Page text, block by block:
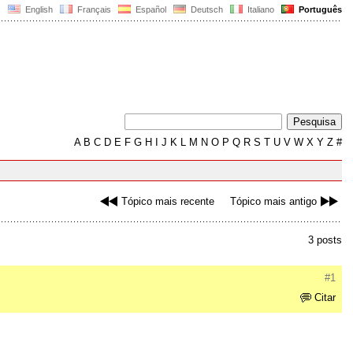
English Français Español Deutsch Italiano Português
AB C D E F G H J K L M N O P Q R S T U V W X Y Z #
Tópico mais recente Tópico mais antigo
3 posts
#1
Citar